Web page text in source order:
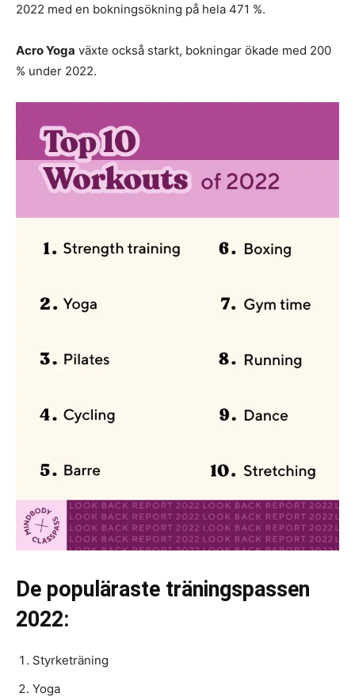
2022 med en bokningsökning på hela 471 %.
Acro Yoga växte också starkt, bokningar ökade med 200
% under 2022.
De populäraste träningspassen
2022:
Styrketräning
Yoga